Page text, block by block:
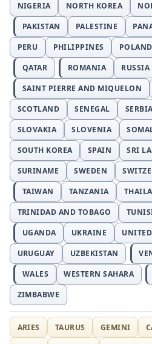
NIGERIA
NORTH KOREA
PAKISTAN
PALESTINE
PERU
PHILIPPINES POLAND
QATAR
ROMANIA RUSSIA
SAINT PIERRE AND MIQUELON
SCOTLAND
SENEGAL
SLOVAKIA
SLOVENIA
SOUTH KOREA
SPAIN SRI
SURINAME
SWEDEN
TAIWAN
TANZANIA
TRINIDAD AND TOBAGO
UGANDA
UKRAINE
URUGUAY
UZBEKISTAN
WALES
WESTERN SAHARA
ZIMBABWE
ARIES TAURUS GEMINI